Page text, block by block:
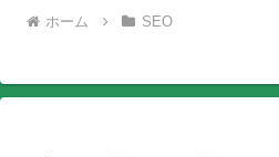
ホーム SEO